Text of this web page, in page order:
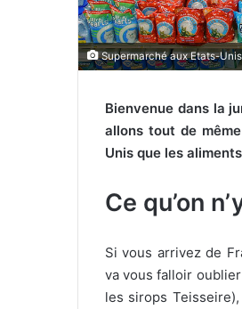
Supermarché aux Etats-
Bienvenue dans la
allons tout de
Unis que les
Ce qu’on
Si vous arrivez de
va vous falloir
les sirops